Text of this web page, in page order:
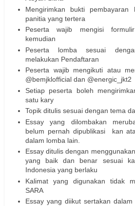
Mengirimkan bukti pembayaran
panitia yang tertera
Peserta wajib mengisi
kemudian
Peserta lomba sesuai
melakukan Pendaftaran
Peserta wajib mengikuti atau
@bemjklofficial dan @energic_jkt2
Setiap peserta boleh
satu kary
Topik ditulis sesuai dengan tema
Essay yang dilombakan
belum pernah dipublikasi kan
dalam lomba lain.
Essay ditulis dengan
yang baik dan benar sesuai
Indonesia yang berlaku
Kalimat yang digunakan tidak
SARA
Essay yang diikut sertakan